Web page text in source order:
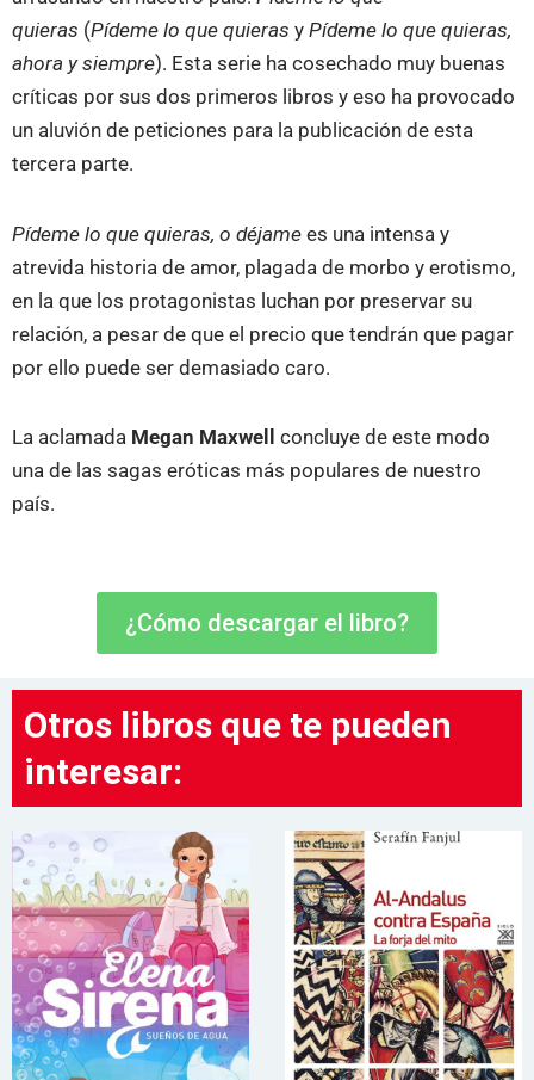
quieras (Pídeme lo que quieras y Pídeme lo que quieras,
ahora y siempre). Esta serie ha cosechado muy buenas
críticas por sus dos primeros libros y eso ha provocado
un aluvión de peticiones para la publicación de esta
tercera parte.
Pídeme lo que quieras, o déjame es una intensa y
atrevida historia de amor, plagada de morbo y erotismo,
en la que los protagonistas luchan por preservar su
relación, a pesar de que el precio que tendrán que pagar
por ello puede ser demasiado caro.
La aclamada Megan Maxwell concluye de este modo
una de las sagas eróticas más populares de nuestro
país.
¿Cómo descargar el libro?
Otros libros que te pueden
interesar: